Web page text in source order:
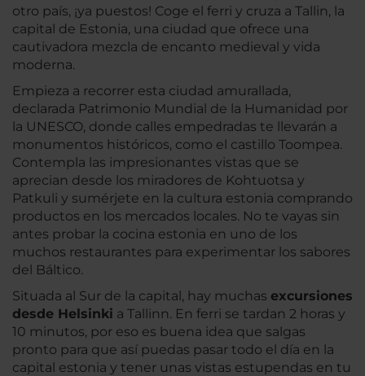
otro país, ¡ya puestos! Coge el ferri y cruza a Tallin, la
capital de Estonia, una ciudad que ofrece una
cautivadora mezcla de encanto medieval y vida
moderna.
Empieza a recorrer esta ciudad amurallada,
declarada Patrimonio Mundial de la Humanidad por
la UNESCO, donde calles empedradas te llevarán a
monumentos históricos, como el castillo Toompea.
Contempla las impresionantes vistas que se
aprecian desde los miradores de Kohtuotsa y
Patkuli y sumérjete en la cultura estonia comprando
productos en los mercados locales. No te vayas sin
antes probar la cocina estonia en uno de los
muchos restaurantes para experimentar los sabores
del Báltico.
Situada al Sur de la capital, hay muchas excursiones
desde Helsinki a Tallinn. En ferri se tardan 2 horas y
10 minutos, por eso es buena idea que salgas
pronto para que así puedas pasar todo el día en la
capital estonia y tener unas vistas estupendas en tu